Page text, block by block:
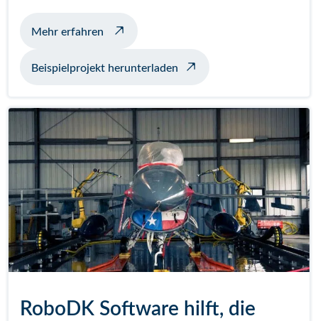
Mehr erfahren über Beispielschweißen mit Positionierer
Beispielprojekt herunterladen
RoboDK Software hilft, die